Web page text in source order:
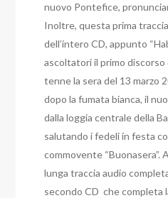
nuovo Pontefice,
Inoltre, questa prima
dell’intero CD, appunto
ascoltatori il primo discorso
tenne la sera del 13 marzo
dopo la fumata bianca, il
dalla loggia centrale della
salutando i fedeli in festa
commovente “Buonasera”.
lunga traccia audio
secondo CD che completa